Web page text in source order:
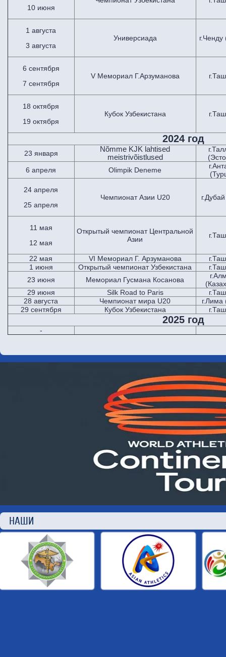
10 июня
1 августа
3 августа
Универсиада г.Ченду
6 сентября
7 сентября
V Мемориал Г.Арзуманова
18 октября
19 октября
Кубок Узбекистана
2024 год
23 января
Nõmme KJK lahtised
meistrivõistlused
6 апреля
Olimpik Deneme
24 апреля
25 апреля
Чемпионат Азии U20
11 мая
12 мая
Открытый чемпионат Центральной
Азии
22 мая VI Мемориал Г. Арзуманова
1 июня
Открытый чемпионат Узбекистана
23 июня
Мемориал Гусмана Косанова
29 июня
Silk Road to Paris
28 августа
Чемпионат мира U20
г.Лима
29 сентября
Кубок Узбекистана
2025 год
-
НАШИ